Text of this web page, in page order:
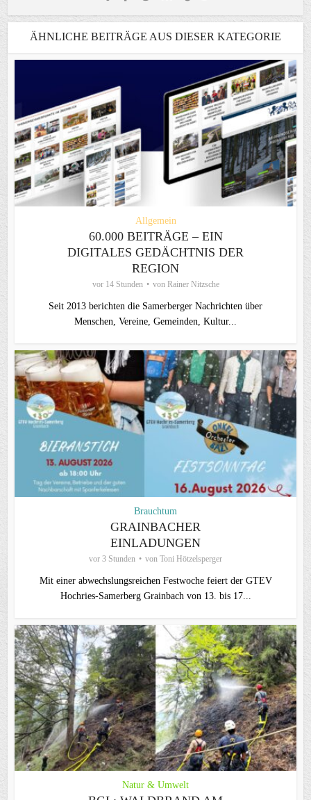
ÄHNLICHE BEITRÄGE AUS DIESER KATEGORIE
Allgemein
60.000 BEITRÄGE – EIN
DIGITALES GEDÄCHTNIS DER
REGION
vor 14 Stunden von Rainer Nitzsche
Seit 2013 berichten die Samerberger Nachrichten über
Menschen, Vereine, Gemeinden, Kultur...
Brauchtum
GRAINBACHER
EINLADUNGEN
vor 3 Stunden von Toni Hötzelsperger
Mit einer abwechslungsreichen Festwoche feiert der GTEV
Hochries-Samerberg Grainbach von 13. bis 17...
Natur & Umwelt